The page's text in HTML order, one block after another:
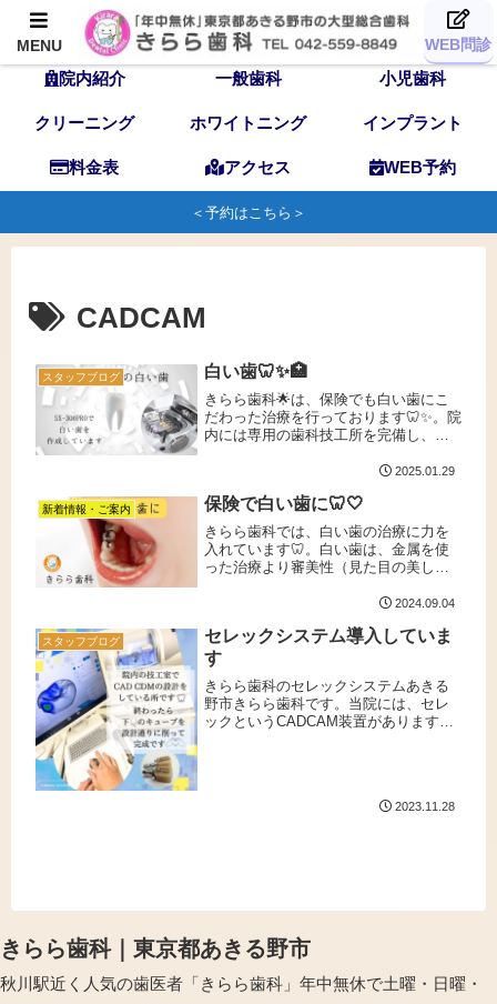
TOP 歯科医師 スタッフ
院内紹介 一般歯科 小児歯科
クリーニング ホワイトニング インプラント
料金表 アクセス WEB予約
＜予約はこちら＞
CADCAM
スタッフブログ 白い歯🦷✨🏥
きらら歯科🌟は、保険でも白い歯にこ
だわった治療を行っております🦷✨。院
内には専用の歯科技工所を完備し、国
300PRO」や「セレック（CEREC）」
とりに合わせた美しい白い歯を...
2025.01.29
新着情報・ご案内 保険で白い歯に🦷🤍
きらら歯科では、白い歯の治療に力を
入れています🦷。白い歯は、金属を使
った治療より審美性（見た目の美し
は、症状によりますが保険適応で白い
り1万円以下です。（保険適用にな...
2024.09.04
スタッフブログ
セレックシステム導入していま
す
きらら歯科のセレックシステムあきる
野市きらら歯科です。当院には、セレ
ックというCADCAM装置があります✨
2023.11.28
きらら歯科｜東京都あきる野市
秋川駅近く人気の歯医者「きらら歯科」年中無休で土曜・日曜・
MENU WEB問診